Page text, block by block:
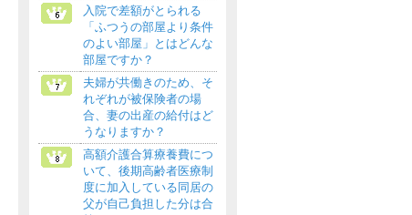
入院で差額がとられる
「ふつうの部屋より条件
のよい部屋」とはどんな
部屋ですか？
夫婦が共働きのため、そ
れぞれが被保険者の場
合、妻の出産の給付はど
うなりますか？
高額介護合算療養費につ
いて、後期高齢者医療制
度に加入している同居の
父が自己負担した分は合